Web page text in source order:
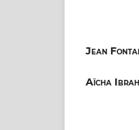
Jean
Aïcha